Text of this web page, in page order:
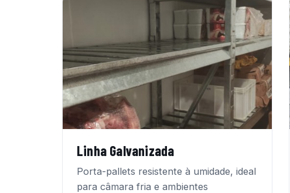
Linha Galvanizada
Porta-pallets resistente à umidade, ideal
para câmara fria e ambientes